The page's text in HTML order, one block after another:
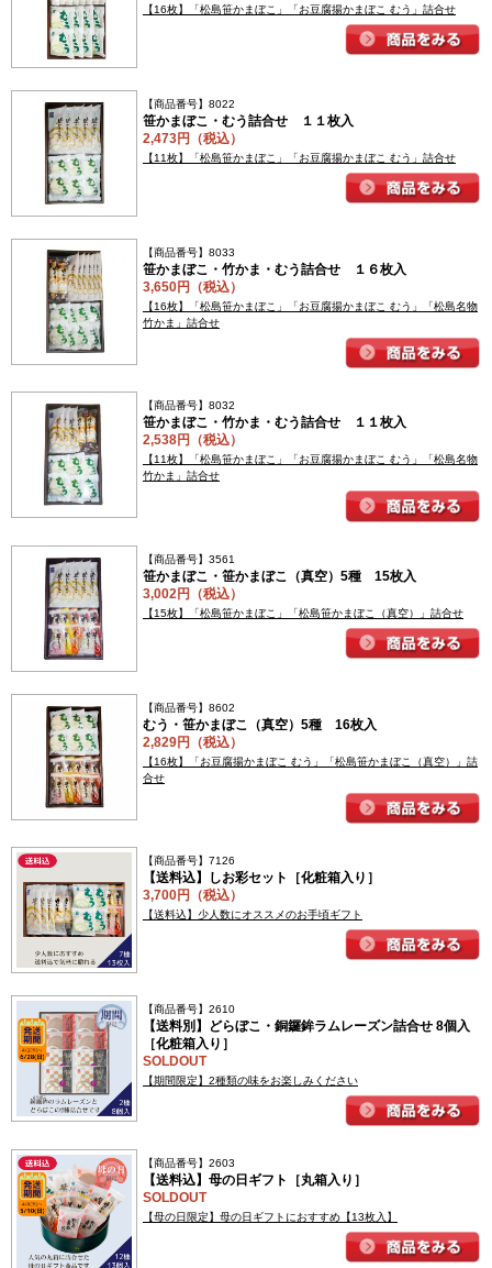
【16枚】「松島笹かまぼこ」「お豆腐揚かまぼこ むう」詰合せ
【商品番号】8022
笹かまぼこ・むう詰合せ １１枚入
2,473円（税込）
【11枚】「松島笹かまぼこ」「お豆腐揚かまぼこ むう」詰合せ
【商品番号】8033
笹かまぼこ・竹かま・むう詰合せ １６枚入
3,650円（税込）
【16枚】「松島笹かまぼこ」「お豆腐揚かまぼこ むう」「松島名物
竹かま」詰合せ
【商品番号】8032
笹かまぼこ・竹かま・むう詰合せ １１枚入
2,538円（税込）
【11枚】「松島笹かまぼこ」「お豆腐揚かまぼこ むう」「松島名物
竹かま」詰合せ
【商品番号】3561
笹かまぼこ・笹かまぼこ（真空）5種 15枚入
3,002円（税込）
【15枚】「松島笹かまぼこ」「松島笹かまぼこ（真空）」詰合せ
【商品番号】8602
むう・笹かまぼこ（真空）5種 16枚入
2,829円（税込）
【16枚】「お豆腐揚かまぼこ むう」「松島笹かまぼこ（真空）」詰
合せ
【商品番号】7126
【送料込】しお彩セット［化粧箱入り］
3,700円（税込）
【送料込】少人数にオススメのお手頃ギフト
【商品番号】2610
【送料別】どらぼこ・銅鑼鉾ラムレーズン詰合せ 8個入
［化粧箱入り］
SOLDOUT
【期間限定】2種類の味をお楽しみください
【商品番号】2603
【送料込】母の日ギフト［丸箱入り］
SOLDOUT
【母の日限定】母の日ギフトにおすすめ【13枚入】